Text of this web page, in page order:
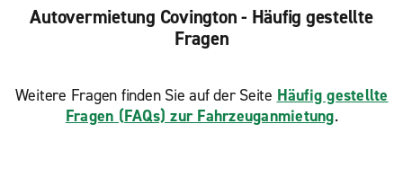
Autovermietung Covington - Häufig gestellte
Fragen
Weitere Fragen finden Sie auf der Seite Häufig gestellte
Fragen (FAQs) zur Fahrzeuganmietung.